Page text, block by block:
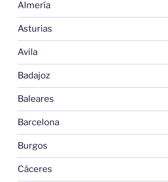
Almería
Asturias
Avila
Badajoz
Baleares
Barcelona
Burgos
Cáceres